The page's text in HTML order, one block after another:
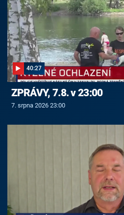
40:27
ZPRÁVY, 7.8. v 23:00
7. srpna 2026 23:00